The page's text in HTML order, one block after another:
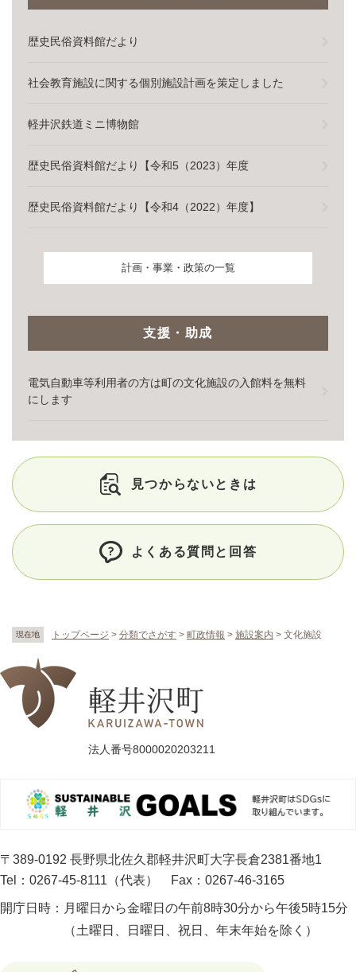
現在地 トップページ > 分類でさがす > 町政情報 > 施設案内 > 文化施設
歴史民俗資料館だより
社会教育施設に関する個別施設計画を策定しました
軽井沢鉄道ミニ博物館
歴史民俗資料館だより【令和5（2023）年度
歴史民俗資料館だより【令和4（2022）年度】
計画・事業・政策の一覧
支援・助成
電気自動車等利用者の方は町の文化施設の入館料を無料
にします
見つからないときは
よくある質問と回答
法人番号8000020203211
〒389-0192 長野県北佐久郡軽井沢町大字長倉2381番地1
Tel：0267-45-8111（代表）
Fax：0267-46-3165
開庁日時： 月曜日から金曜日の午前8時30分から午後5時15分
（土曜日、日曜日、祝日、年末年始を除く）